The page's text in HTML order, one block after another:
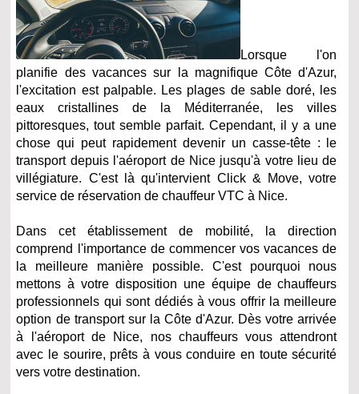
Lorsque l'on
planifie des vacances sur la magnifique Côte d'Azur,
l'excitation est palpable. Les plages de sable doré, les
eaux cristallines de la Méditerranée, les villes
pittoresques, tout semble parfait. Cependant, il y a une
chose qui peut rapidement devenir un casse-tête : le
transport depuis l'aéroport de Nice jusqu'à votre lieu de
villégiature. C'est là qu'intervient Click & Move, votre
service de réservation de chauffeur VTC à Nice.
Dans cet établissement de mobilité, la direction
comprend l'importance de commencer vos vacances de
la meilleure manière possible. C'est pourquoi nous
mettons à votre disposition une équipe de chauffeurs
professionnels qui sont dédiés à vous offrir la meilleure
option de transport sur la Côte d'Azur. Dès votre arrivée
à l'aéroport de Nice, nos chauffeurs vous attendront
avec le sourire, prêts à vous conduire en toute sécurité
vers votre destination.